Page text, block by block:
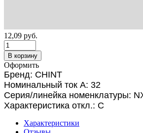
12,09 руб.
В корзину
Оформить
Бренд: CHINT
Номинальный ток А: 32
Серия/линейка номенклатуры:
Характеристика откл.: C
Характеристики